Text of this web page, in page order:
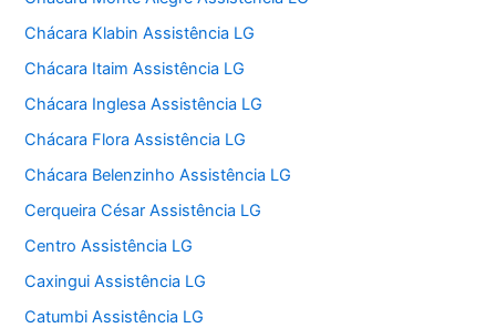
Chácara Klabin Assistência LG
Chácara Itaim Assistência LG
Chácara Inglesa Assistência LG
Chácara Flora Assistência LG
Chácara Belenzinho Assistência LG
Cerqueira César Assistência LG
Centro Assistência LG
Caxingui Assistência LG
Catumbi Assistência LG